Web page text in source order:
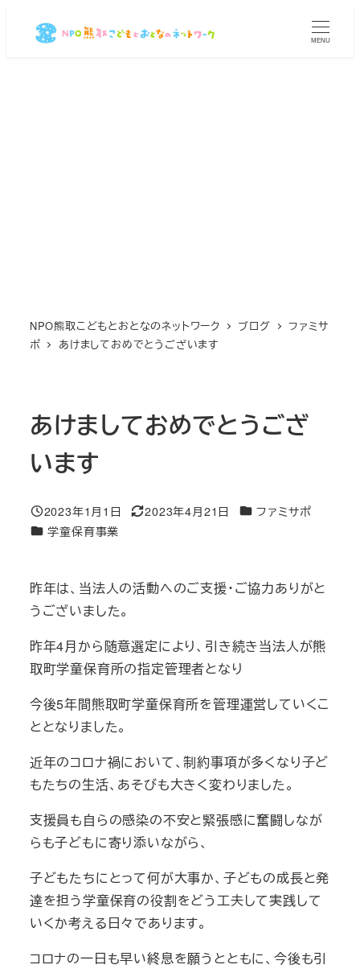
MENU
NPO熊取こどもとおとなのネットワーク ブログ
ファミサ
ポ
あけましておめでとうございます
あけましておめでとうござ
います
投稿日
2023年1月1日
更新日
2023年4月21日 カテゴリー
ファミサポ
カテゴリー
学童保育事業
昨年は、当法人の活動へのご支援・ご協力ありがと
うございました。
昨年4月から随意選定により、引き続き当法人が熊
取町学童保育所の指定管理者となり
今後5年間熊取町学童保育所を管理運営していくこ
ととなりました。
近年のコロナ禍において、制約事項が多くなり子ど
もたちの生活、あそびも大きく変わりました。
支援員も自らの感染の不安と緊張感に奮闘しなが
らも子どもに寄り添いながら、
子どもたちにとって何が大事か、子どもの成長と発
達を担う学童保育の役割をどう工夫して実践して
いくか考える日々であります。
コロナの一日も早い終息を願うとともに、今後も引